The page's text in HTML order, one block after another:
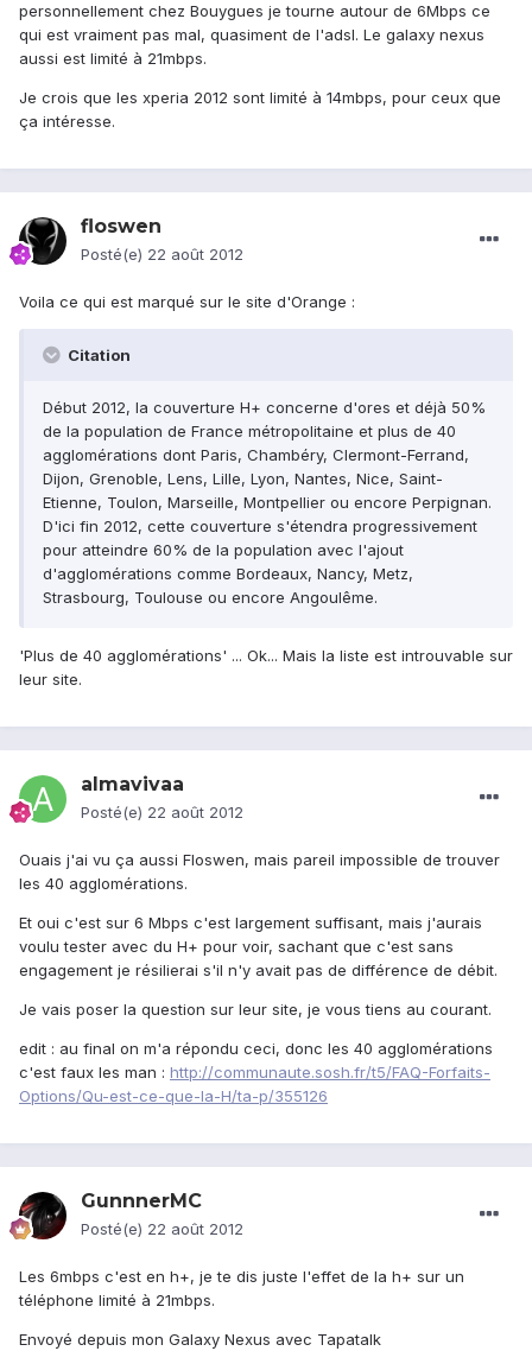
personnellement chez Bouygues je tourne autour de 6Mbps ce
qui est vraiment pas mal, quasiment de l'adsl. Le galaxy nexus
aussi est limité à 21mbps.
Je crois que les xperia 2012 sont limité à 14mbps, pour ceux que
ça intéresse.
floswen
Posté(e) 22 août 2012
Voila ce qui est marqué sur le site d'Orange :
Citation
Début 2012, la couverture H+ concerne d'ores et déjà 50%
de la population de France métropolitaine et plus de 40
agglomérations dont Paris, Chambéry, Clermont-Ferrand,
Dijon, Grenoble, Lens, Lille, Lyon, Nantes, Nice, Saint-
Etienne, Toulon, Marseille, Montpellier ou encore Perpignan.
D'ici fin 2012, cette couverture s'étendra progressivement
pour atteindre 60% de la population avec l'ajout
d'agglomérations comme Bordeaux, Nancy, Metz,
Strasbourg, Toulouse ou encore Angoulême.
'Plus de 40 agglomérations' ... Ok... Mais la liste est introuvable sur
leur site.
almavivaa
Posté(e) 22 août 2012
Ouais j'ai vu ça aussi Floswen, mais pareil impossible de trouver
les 40 agglomérations.
Et oui c'est sur 6 Mbps c'est largement suffisant, mais j'aurais
voulu tester avec du H+ pour voir, sachant que c'est sans
engagement je résilierai s'il n'y avait pas de différence de débit.
Je vais poser la question sur leur site, je vous tiens au courant.
edit : au final on m'a répondu ceci, donc les 40 agglomérations
c'est faux les man : http://communaute.sosh.fr/t5/FAQ-Forfaits-
Options/Qu-est-ce-que-la-H/ta-p/355126
GunnnerMC
Posté(e) 22 août 2012
Les 6mbps c'est en h+, je te dis juste l'effet de la h+ sur un
téléphone limité à 21mbps.
Envoyé depuis mon Galaxy Nexus avec Tapatalk